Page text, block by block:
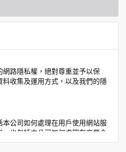
路隱私權，絕對尊重並予以保
收集及運用方式，以及我們的隱
本公司如何處理在用戶使用網站服
也包括本公司如何處理在商業合
身份識別資料。隱私權保護政策